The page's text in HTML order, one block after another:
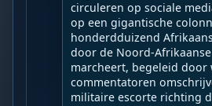
circuleren op sociale
op een gigantische
honderdduizend
door de Noord-
marcheert, begeleid door
commentatoren
militaire escorte richting